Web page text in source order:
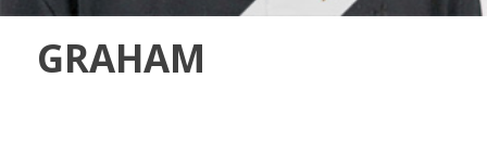
GRAHAM